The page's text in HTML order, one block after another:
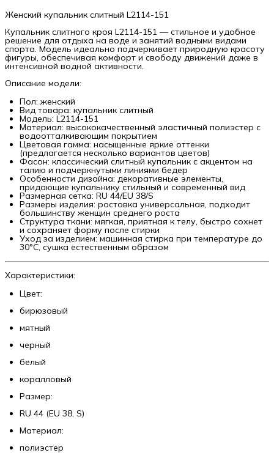
Женский купальник слитный L2114-151
Купальник слитного кроя L2114-151 — стильное и удобное
решение для отдыха на воде и занятий водными видами
спорта. Модель идеально подчеркивает природную красоту
фигуры, обеспечивая комфорт и свободу движений даже в
интенсивной водной активности.
Описание модели:
Пол: женский
Вид товара: купальник слитный
Модель: L2114-151
Материал: высококачественный эластичный полиэстер с
водоотталкивающим покрытием
Цветовая гамма: насыщенные яркие оттенки
(предлагается несколько вариантов цветов)
Фасон: классический слитный купальник с акцентом на
талию и подчеркнутыми линиями бедер
Особенности дизайна: декоративные элементы,
придающие купальнику стильный и современный вид
Размерная сетка: RU 44/EU 38/S
Размеры изделия: ростовка универсальная, подходит
большинству женщин среднего роста
Структура ткани: мягкая, приятная к телу, быстро сохнет
и сохраняет форму после стирки
Уход за изделием: машинная стирка при температуре до
30°C, сушка естественным образом
Характеристики:
Цвет:
бирюзовый
мятный
черный
белый
коралловый
Размер:
RU 44 (EU 38, S)
Материал:
полиэстер